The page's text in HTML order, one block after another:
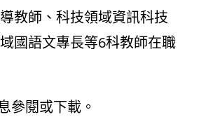
教師、科技領域資訊科技
國語文專長等6科教師在職
參閱或下載。